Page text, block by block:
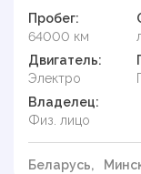
Пробег:
64000 км
Двигатель:
Электро
Владелец:
Физ. лицо
Беларусь,